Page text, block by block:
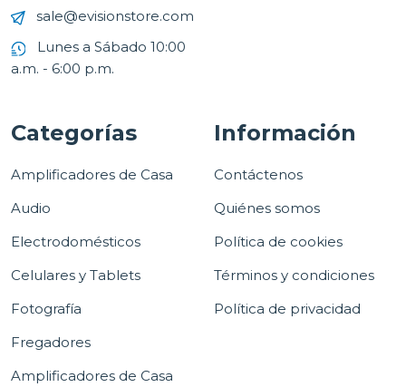
sale@evisionstore.com
Lunes a Sábado 10:00
a.m. - 6:00 p.m.
Categorías
Amplificadores de Casa
Audio
Electrodomésticos
Celulares y Tablets
Fotografía
Fregadores
Amplificadores de Casa
Información
Contáctenos
Quiénes somos
Política de cookies
Términos y condiciones
Política de privacidad